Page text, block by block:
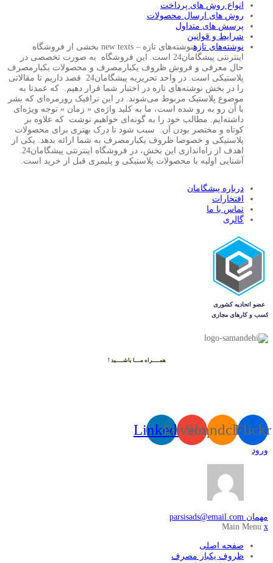
انواع روش های پرداخت
روش های ارسال محصولات
پرسش های متداول
شرایط و قوانین
نوشته‌های تازه
نوشته‌های تازه – new texts بخشی از فروشگاه
اینترنتی پیشگامان24 است. این فروشگاه به صورت تخصصی در
حال معرفی و فروش ظروف یکبارمصرف و محصولات یکبارمصرف
پلاستیکی است. در واحد تحریریه پیشگامان24 قصد داریم تا مقالاتی
را در بخش نوشته‌های تازه در اختبار شما قرار دهیم. که عمدتا به
موضوع پلاستیک مربوط می‌شوند. در این ترافیک روزمره‌ای که بشر
با آن رو به رو شده است، ما به کلید واژه‌ی « زمان » توجه ویژه‌ای
داشته‌ایم. مطالب خود را به گونه‌ای خواهیم نوشت که علاوه بر
کوتاه و مختصر بودن آن. سبب شود تا درک بهتری برای محصولات
پلاستیکی و خصوصا ظروف یکبارمصرف به شما ارائه بدهد. یکی از
اهدف از راه‌اندازی این بخش، در فروشگاه اینترنتی پیشگامان24.
آشنایی اولیه با محصولات پلاستیکی و پلیمری قبل از خرید است.
درباره پیشگامان
افتخارات
تماس با ما
گالری
همــــراه مـــا باشــــید !
Flickr
Soundcloud
Envelope
Linkedin
ورود
مهمان parsisads@email.com
Main Menu x
صفحه اصلی
ظروف یکبار مصرف